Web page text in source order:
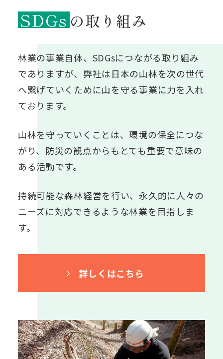
SDGsの取り組み
林業の事業自体、SDGsにつながる取り組み
でありますが、 弊社は日本の山林を次の世代
へ繋げていくために山を守る事業に力を入れ
ております。
山林を守っていくことは、環境の保全につな
がり、 防災の観点からもとても重要で意味の
ある活動です。
持続可能な森林経営を行い、永久的に人々の
ニーズに対応できるような林業を目指しま
す。
詳しくはこちら